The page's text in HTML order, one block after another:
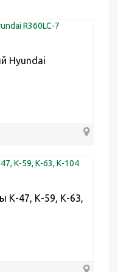
Hyundai
К-47, К-59, К-63,